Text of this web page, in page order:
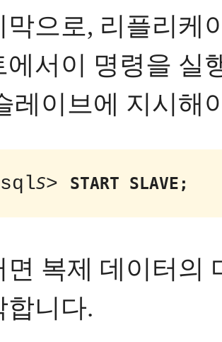
막으로, 리플리케
에서이 명령을 실
레이브에 지시해
S> START SLAVE;
면 복제 데이터의
합니다.